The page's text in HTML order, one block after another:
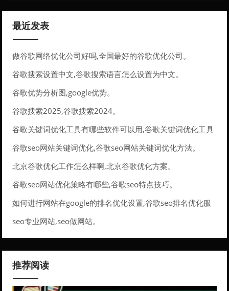
最近发表
做谷歌网络优化公司好吗,全国最好的谷歌优化公司。
谷歌搜索设置中文,谷歌搜索语言怎么设置为中文。
谷歌优势分析图,google优势。
谷歌搜索2025,谷歌搜索2024。
谷歌关键词优化工具有哪些软件可以用,谷歌关键词优化工具
有哪些软件可以用的。
谷歌seo网站关键词优化,谷歌seo网站关键词优化方法。
北京谷歌优化工作怎么样啊,北京谷歌优化方案。
谷歌seo网站优化策略有哪些,谷歌seo特点技巧。
如何进行网站在google的排名优化设置,谷歌seo排名优化服
务。
seo专业网站,seo做网站。
推荐阅读